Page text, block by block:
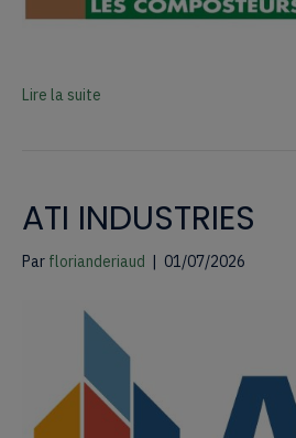
Lire la suite
ATI INDUSTRIES
Par florianderiaud | 01/07/2026